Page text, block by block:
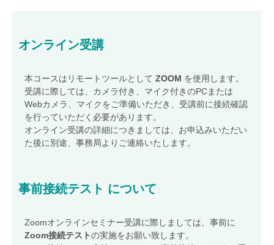
オンライン受講
本コースはリモートツールとして ZOOM を使用します。
受講に際しては、カメラ付き、マイク付きのPCまたは
Webカメラ、マイクをご準備いただき、受講前に接続確認
を行っていただく必要があります。
オンライン受講の詳細につきましては、お申込みいただい
た後に別途、事務局よりご連絡いたします。
事前接続テスト について
Zoomオンラインセミナー受講に際しましては、事前に
Zoom接続テストの実施をお願い致します。
BCMSセミナー(ISO 22301)
JACOセミナー キャンセル規定
スケジュール
会場受講のご案内
オンライン受講ご案内
お問い合わせ
JACOネットワークサービスお申し込み（加入）フォーム